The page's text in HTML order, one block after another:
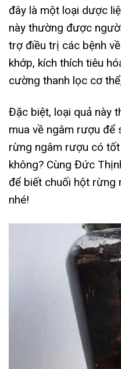
đây là một loại dược
này thường được
trợ điều trị các bệnh
khớp, kích thích tiêu
cường thanh lọc cơ
Đặc biệt, loại quả này
mua về ngâm rượu để
rừng ngâm rượu có
không? Cùng Đức
để biết chuối hột rừng
nhé!